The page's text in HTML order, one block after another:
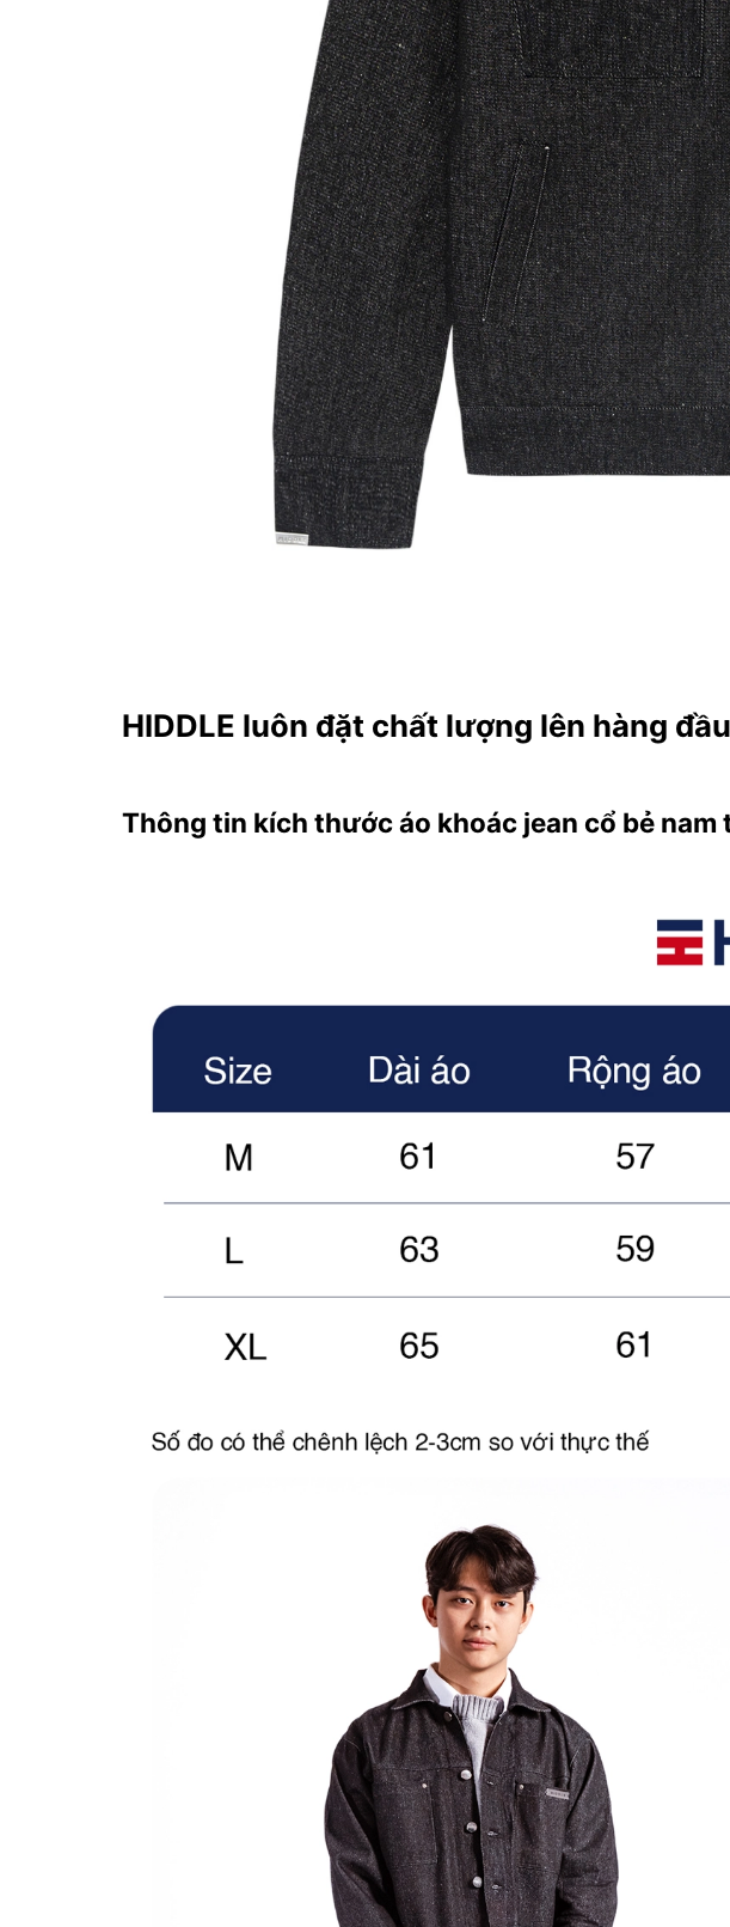
HIDDLE luôn đặt chất lượng lên hàng
Thông tin kích thước áo khoác jean cổ bẻ nam